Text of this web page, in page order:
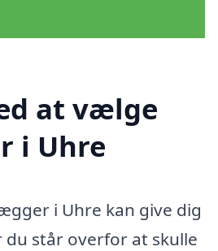
at vælge
i Uhre
i Uhre kan give dig
står overfor at skulle